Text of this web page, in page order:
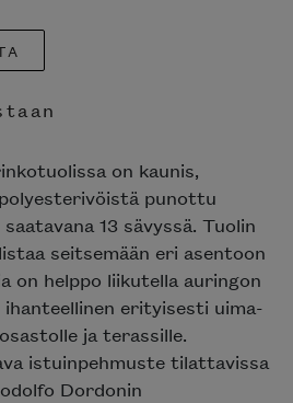
on kaunis,
punottu
13 sävyssä. Tuolin
seitsemään eri asentoon
on helppo liikutella auringon
erityisesti uima-
ja terassille.
istuinpehmuste tilattavissa
Dordonin